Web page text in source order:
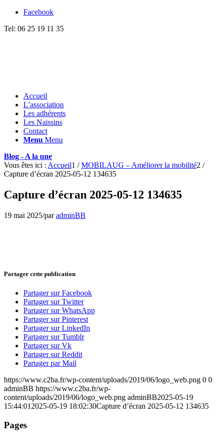
Facebook
Tel: 06 25 19 11 35
Accueil
L’association
Les adhérents
Les Naissins
Contact
Menu Menu
Blog - A la une
Vous êtes ici : Accueil1 / MOBILAUG – Améliorer la mobilité2 /
Capture d’écran 2025-05-12 134635
Capture d’écran 2025-05-12 134635
19 mai 2025/paradminBB
Partager cette publication
Partager sur Facebook
Partager sur Twitter
Partager sur WhatsApp
Partager sur Pinterest
Partager sur LinkedIn
Partager sur Tumblr
Partager sur Vk
Partager sur Reddit
Partager par Mail
https://www.c2ba.fr/wp-content/uploads/2019/06/logo_web.png 0 0
adminBB https://www.c2ba.fr/wp-
content/uploads/2019/06/logo_web.png adminBB2025-05-19
15:44:01 2025-05-19 18:02:30Capture d’écran 2025-05-12 134635
Pages